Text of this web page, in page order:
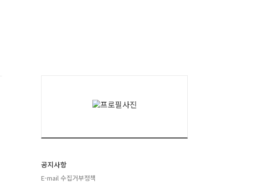
공지사항
E-mail 수집거부정책